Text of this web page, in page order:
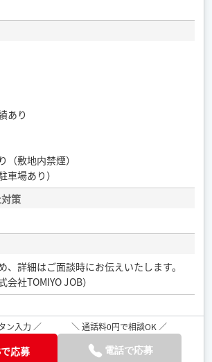
あり
（敷地内禁煙）
車場あり）
策
、詳細はご面談時にお伝えいたします。
会社TOMIYO JOB）
ン入力 ／
応募
＼ 通話料0円で相談OK ／
電話で応募